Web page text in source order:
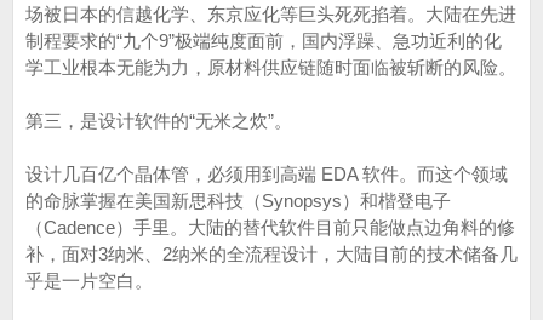
场被日本的信越化学、东京应化等巨头死死掐着。大陆在先进
制程要求的“九个9”极端纯度面前，国内浮躁、急功近利的化
学工业根本无能为力，原材料供应链随时面临被斩断的风险。
第三，是设计软件的“无米之炊”。
设计几百亿个晶体管，必须用到高端 EDA 软件。而这个领域
的命脉掌握在美国新思科技（Synopsys）和楷登电子
（Cadence）手里。大陆的替代软件目前只能做点边角料的修
补，面对3纳米、2纳米的全流程设计，大陆目前的技术储备几
乎是一片空白。